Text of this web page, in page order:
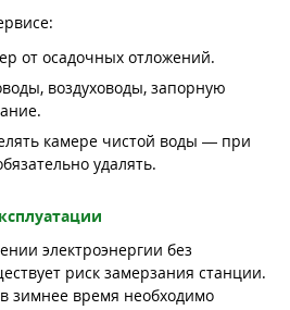
от осадочных отложений.
воздуховоды, запорную
камере чистой воды — при
удалять.
электроэнергии без
риск замерзания станции.
зимнее время необходимо